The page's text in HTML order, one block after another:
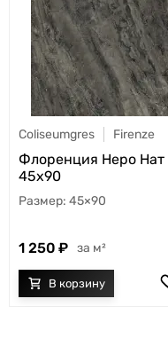
Coliseumgres Firenze
Флоренция Неро Нат
45x90
45×90
1 250 м²